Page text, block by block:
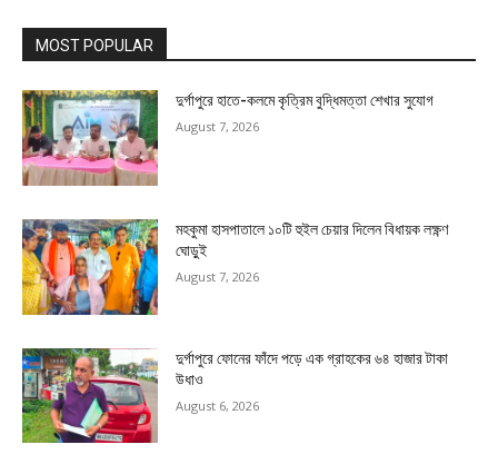
MOST POPULAR
দুর্গাপুরে হাতে-কলমে কৃত্রিম বুদ্ধিমত্তা শেখার সুযোগ
August 7, 2026
মহকুমা হাসপাতালে ১০টি হুইল চেয়ার দিলেন বিধায়ক লক্ষ্ণণ
ঘোড়ুই
August 7, 2026
দুর্গাপুরে ফোনের ফাঁদে পড়ে এক গ্রাহকের ৬৪ হাজার টাকা
উধাও
August 6, 2026